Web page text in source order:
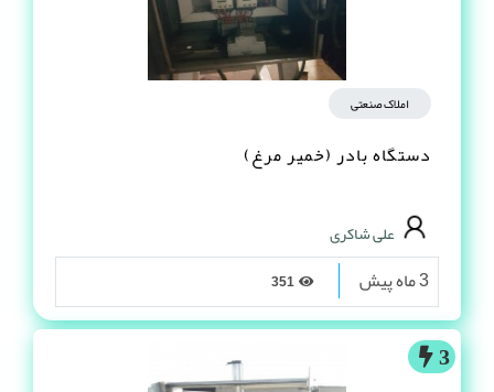
املاک صنعتی
دستگاه بادر (خمیر مرغ)
علی شاکری
3 ماه پیش
3